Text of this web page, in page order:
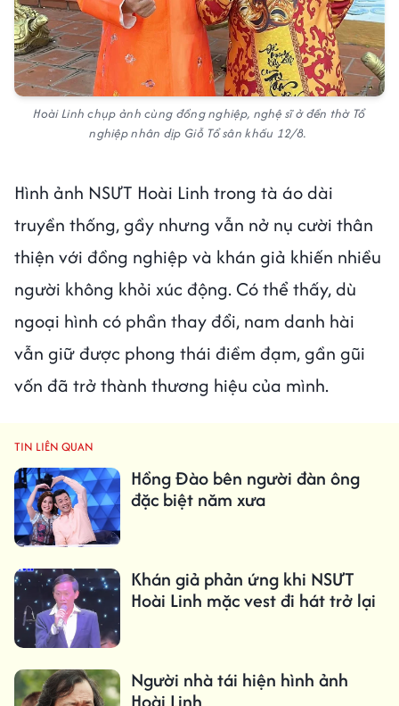
Hoài Linh chụp ảnh cùng đồng nghiệp, nghệ sĩ ở đền thờ Tổ
nghiệp nhân dịp Giỗ Tổ sân khấu 12/8.
Hình ảnh NSƯT Hoài Linh trong tà áo dài
truyền thống, gầy nhưng vẫn nở nụ cười thân
thiện với đồng nghiệp và khán giả khiến nhiều
người không khỏi xúc động. Có thể thấy, dù
ngoại hình có phần thay đổi, nam danh hài
vẫn giữ được phong thái điềm đạm, gần gũi
vốn đã trở thành thương hiệu của mình.
TIN LIÊN QUAN
Hồng Đào bên người đàn ông
đặc biệt năm xưa
Khán giả phản ứng khi NSƯT
Hoài Linh mặc vest đi hát trở lại
Người nhà tái hiện hình ảnh